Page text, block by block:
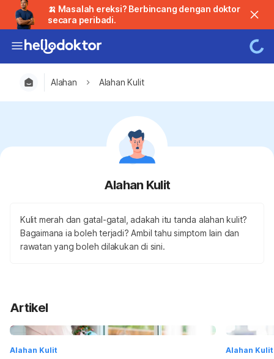
🍌 Masalah ereksi? Berbincang dengan doktor
secara peribadi.
Alahan Alahan Kulit
Alahan Kulit
Kulit merah dan gatal-gatal, adakah itu tanda alahan kulit?
Bagaimana ia boleh terjadi? Ambil tahu simptom lain dan
rawatan yang boleh dilakukan di sini.
Artikel
Alahan Kulit Alahan Kulit